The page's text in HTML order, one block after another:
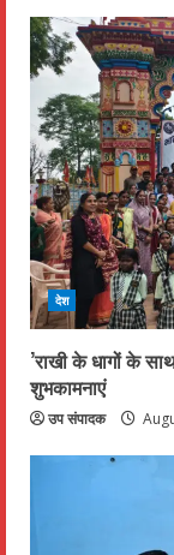
देश
’राखी के धागों के
शुभकामनाएं
उप संपादक